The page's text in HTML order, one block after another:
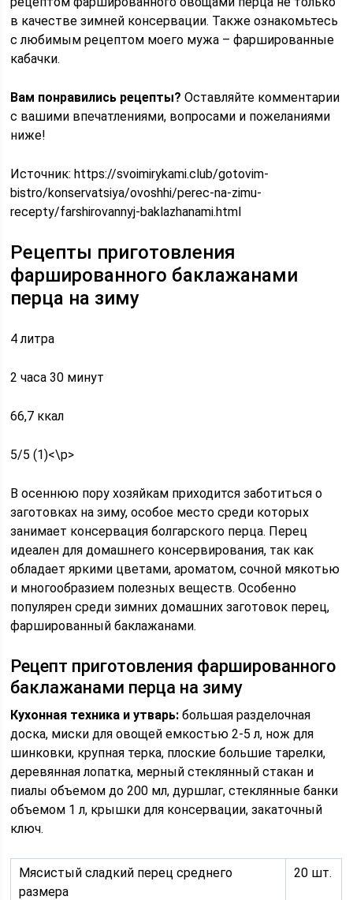
в качестве зимней консервации. Также ознакомьтесь
с любимым рецептом моего мужа – фаршированные
кабачки.
Вам понравились рецепты? Оставляйте комментарии
с вашими впечатлениями, вопросами и пожеланиями
ниже!
Источник:https://svoimirykami.club/gotovim-
bistro/konservatsiya/ovoshhi/perec-na-zimu-
recepty/farshirovannyj-baklazhanami.html
Рецепты приготовления
фаршированного баклажанами
перца на зиму
4 литра
2 часа 30 минут
66,7 ккал
5/5 (1)<\p>
В осеннюю пору хозяйкам приходится заботиться о
заготовках на зиму, особое место среди которых
занимает консервация болгарского перца. Перец
идеален для домашнего консервирования, так как
обладает яркими цветами, ароматом, сочной мякотью
и многообразием полезных веществ. Особенно
популярен среди зимних домашних заготовок перец,
фаршированный баклажанами.
Рецепт приготовления фаршированного
баклажанами перца на зиму
Кухонная техника и утварь: большая разделочная
доска, миски для овощей емкостью 2-5 л, нож для
шинковки, крупная терка, плоские большие тарелки,
деревянная лопатка, мерный стеклянный стакан и
пиалы объемом до 200 мл, дуршлаг, стеклянные банки
объемом 1 л, крышки для консервации, закаточный
ключ.
Мясистый сладкий перец среднего
размера
20 шт.